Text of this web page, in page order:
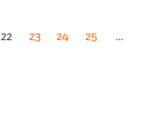
22 23 24 25 …